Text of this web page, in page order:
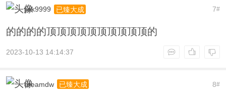
7#
jiek9999 已臻大成
的的的的顶顶顶顶顶顶顶顶顶顶的
2023-10-13 14:14:37
8#
dreamdw 已臻大成